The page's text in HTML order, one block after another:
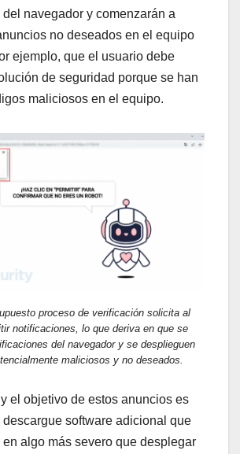
navegador y comenzarán a
no deseados en el equipo
ejemplo, que el usuario debe
de seguridad porque se han
maliciosos en el equipo.
proceso de verificación solicita al
notificaciones, lo que deriva en que se
del navegador y se desplieguen
maliciosos y no deseados.
el objetivo de estos anuncios es
software adicional que
algo más severo que desplegar